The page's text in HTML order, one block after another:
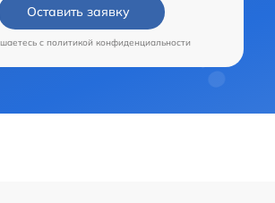
Оставить заявку
c политикой конфиденциальности